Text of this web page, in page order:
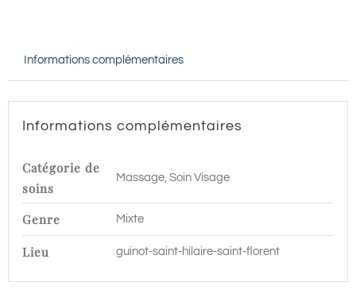
|
Saint
Saint
Informations complémentaires
Informations complémentaires
Catégorie de
soins
Massage, Soin Visage
Genre Mixte
Lieu guinot-saint-hilaire-saint-florent